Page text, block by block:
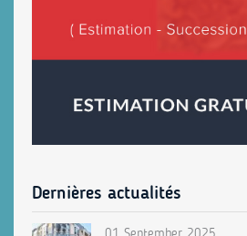
Dernières actualités